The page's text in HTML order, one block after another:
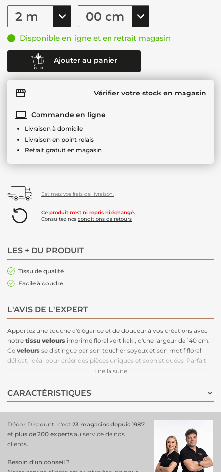
Disponible en ligne et en retrait magasin
Ajouter au panier
Vérifier votre stock en magasin
Commande en ligne
Livraison à domicile
Livraison en point relais
Retrait gratuit en magasin
Estimez vos frais de livraison.
Ce produit n'est ni repris ni échangé.
Consultez nos conditions de retours
LES + DU PRODUIT
Tissu de qualité
Facile à coudre
L'AVIS DE L'EXPERT
Apportez une touche d'élégance et de douceur à vos créations avec
notre tissu velours imprimé floral vert kaki, d'une largeur de 140 cm.
Ce velours se distingue par son toucher soyeux et son motif floral
délicat, idéal pour créer des pièces uniques et sophistiquées. Parfait
comme des vestes, jupes ou accessoires à
avec des coussins ou rideaux au style raffiné. Sa teinte vert kaki,
subtile et intemporelle, s’intègre facilement dans une palette
harmonieuse. Ce tissu est esthétique et polyvalent, rendant vos
réalisations à la fois élégantes et originales.
Lire la suite
CARACTÉRISTIQUES
Décor Discount, c'est 23 magasins depuis 1987
et plus de 200 experts au service de nos
clients.
Besoin d’un conseil ?